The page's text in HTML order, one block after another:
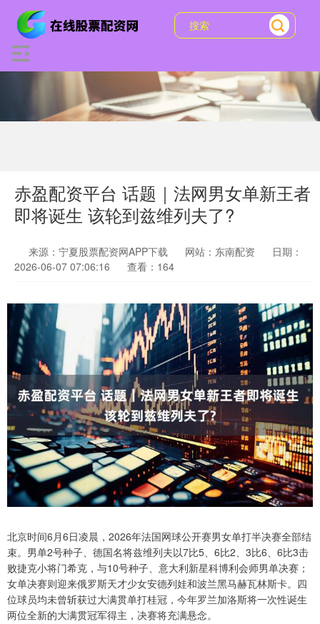
赤盈配资平台 话题｜法网男女单新王者
即将诞生 该轮到兹维列夫了?
来源：宁夏股票配资网APP下载 网站：东南配资
日期：
2026-06-07 07:06:16
查看：164
北京时间6月6日凌晨，2026年法国网球公开赛男女单打半决赛全部结
束。男单2号种子、德国名将兹维列夫以7比5、6比2、3比6、6比3击
败捷克小将门希克，与10号种子、意大利新星科博利会师男单决赛；
女单决赛则迎来俄罗斯天才少女安德列娃和波兰黑马赫瓦林斯卡。四
位球员均未曾斩获过大满贯单打桂冠，今年罗兰加洛斯将一次性诞生
两位全新的大满贯冠军得主，决赛将充满悬念。